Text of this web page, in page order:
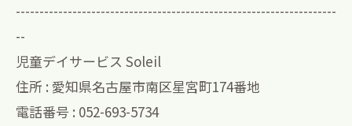
--------------------------------------------------------------------
--
児童デイサービス Soleil
住所 : 愛知県名古屋市南区星宮町174番地
電話番号 : 052-693-5734